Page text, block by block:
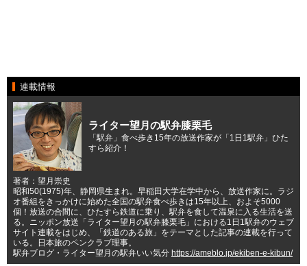
連載情報
ライター望月の駅弁膝栗毛
「駅弁」食べ歩き15年の放送作家が「1日1駅弁」ひた
すら紹介！
著者：望月崇史
昭和50(1975)年、静岡県生まれ。早稲田大学在学中から、放送作家に。ラジ
オ番組をきっかけに始めた全国の駅弁食べ歩きは15年以上、およそ5000
個！放送の合間に、ひたすら鉄道に乗り、駅弁を食して温泉に入る生活を送
る。ニッポン放送「ライター望月の駅弁膝栗毛」における1日1駅弁のウェブ
サイト連載をはじめ、「鉄道のある旅」をテーマとした記事の連載を行って
いる。日本旅のペンクラブ理事。
駅弁ブログ・ライター望月の駅弁いい気分 https://ameblo.jp/ekiben-e-kibun/